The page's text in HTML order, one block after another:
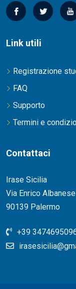
Link utili
Registrazione
FAQ
Supporto
Termini e
Contattaci
Irase Sicilia
Via Enrico
90139 Palermo
+39